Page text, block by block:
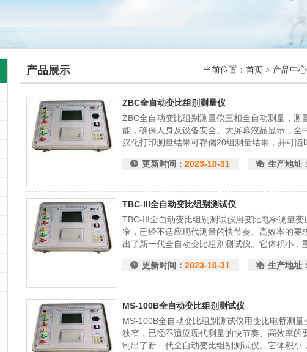
产品展示 当前位置： 首页 > 产品中心
ZBC全自动变比组别测量仪
ZBC全自动变比组别测量仪三相全自动测量，测
能，确保人身及设备安全。大屏幕液晶显示，
汉化打印测量结果可存储20组测量结果，并可随
更新时间： 2023-10-31 生产地址：
TBC-III全自动变比组别测试仪
TBC-III全自动变比组别测试仪用变比电桥测量
窄，已经不适应现代测量的快节奏、高效率的要
出了新一代全自动变比组别测试仪。它体积小
试仪器。更新时间： 2023-10-31 生产地址：
MS-100B全自动变比组别测试仪
MS-100B全自动变比组别测试仪用变比电桥测
狭窄，已经不适应现代测量的快节奏、高效率
制出了新一代全自动变比组别测试仪。它体积